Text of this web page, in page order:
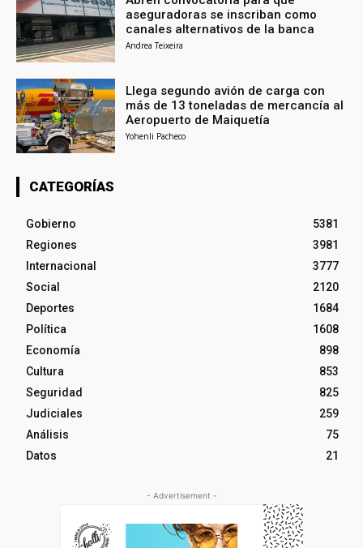
aseguradoras se inscriban como
canales alternativos de la banca
Andrea Teixeira
Llega segundo avión de carga con
más de 13 toneladas de mercancía al
Aeropuerto de Maiquetía
Yohenli Pacheco
CATEGORÍAS
Gobierno
5381
Regiones
3981
Internacional
3777
Social
2120
Deportes
1684
Política
1608
Economía
898
Cultura
853
Seguridad
825
Judiciales
259
Análisis
75
Datos
21
- Advertisement -